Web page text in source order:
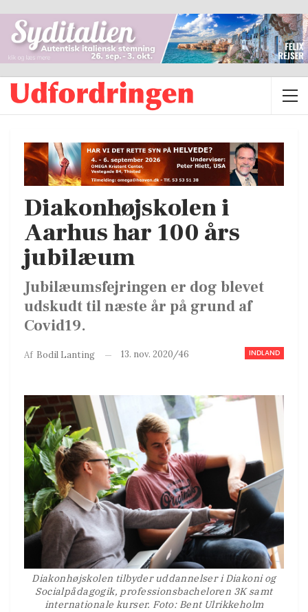
Diakonhøjskolen i
Aarhus har 100 års
jubilæum
Jubilæumsfejringen er dog blevet
udskudt til næste år på grund af
Covid19.
INDLAND
Af Bodil Lanting 13. nov. 2020/46
Diakonhøjskolen tilbyder uddannelser i Diakoni og
Socialpådagogik, professionsbacheloren 3K samt
internationale kurser. Foto: Bent Ulrikkeholm